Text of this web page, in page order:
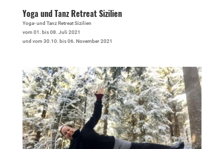
Yoga und Tanz Retreat Sizilien
Yoga- und Tanz Retreat Sizilien
vom 01. bis 08. Juli 2021
und vom 30.10. bis 06. November 2021